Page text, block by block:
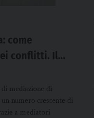
come
conflitti. Il
mediazione di
numero crescente di
a mediatori